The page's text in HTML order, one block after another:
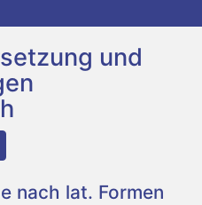
und
nach lat. Formen